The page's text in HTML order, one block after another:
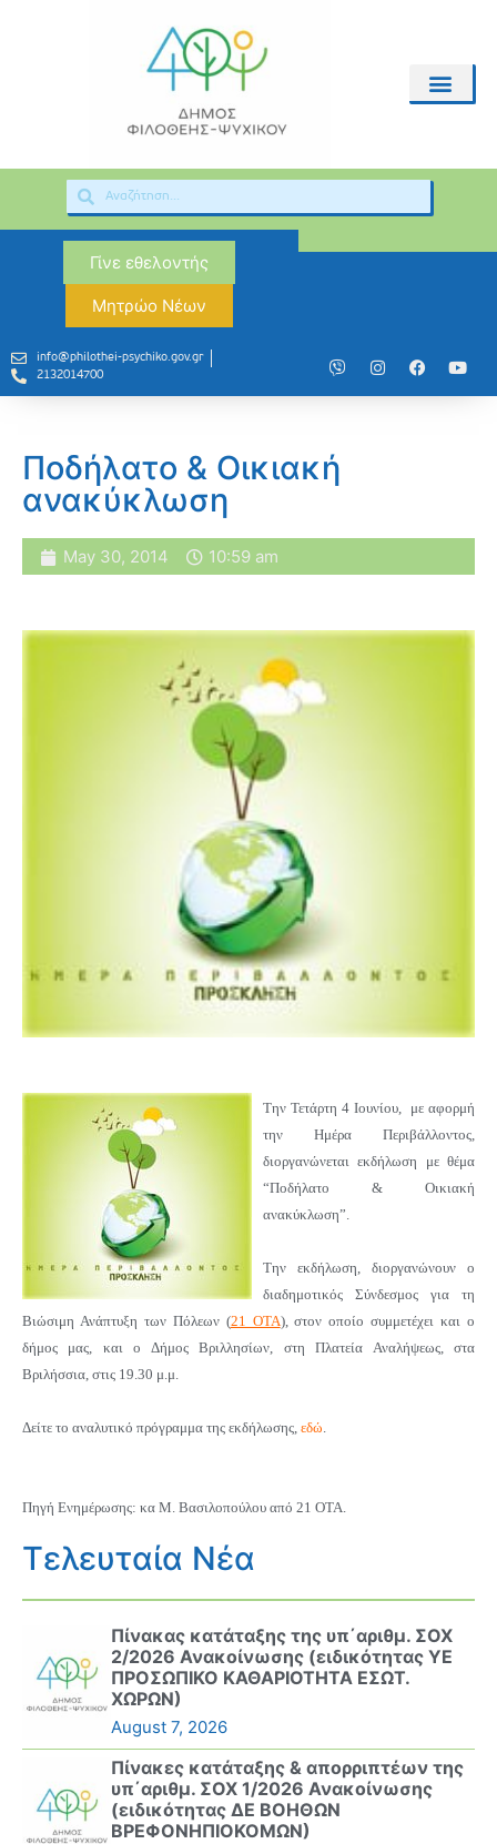
Γίνε εθελοντής
Μητρώο Νέων
info@philothei-psychiko.gov.gr
2132014700
Ποδήλατο & Οικιακή
ανακύκλωση
May 30, 2014 10:59 am
Την Τετάρτη 4 Ιουνίου, με αφορμή
την Ημέρα Περιβάλλοντος,
διοργανώνεται εκδήλωση με θέμα
“Ποδήλατο & Οικιακή
ανακύκλωση”.
Την εκδήλωση, διοργανώνουν ο
διαδημοτικός Σύνδεσμος για τη
Βιώσιμη Ανάπτυξη των Πόλεων (21 ΟΤΑ), στον οποίο συμμετέχει και ο
δήμος μας, και ο Δήμος Βριλλησίων, στη Πλατεία Αναλήψεως, στα
Βριλήσσια, στις 19.30 μ.μ.
Δείτε το αναλυτικό πρόγραμμα της εκδήλωσης, εδώ.
Πηγή Ενημέρωσης: κα Μ. Βασιλοπούλου από 21 ΟΤΑ.
Τελευταία Νέα
Πίνακας κατάταξης της υπ΄αριθμ. ΣΟΧ
2/2026 Ανακοίνωσης (ειδικότητας ΥΕ
ΠΡΟΣΩΠΙΚΟ ΚΑΘΑΡΙΟΤΗΤΑ ΕΣΩΤ.
ΧΩΡΩΝ)
August 7, 2026
Πίνακες κατάταξης & απορριπτέων της
υπ΄αριθμ. ΣΟΧ 1/2026 Ανακοίνωσης
(ειδικότητας ΔΕ ΒΟΗΘΩΝ
ΒΡΕΦΟΝΗΠΙΟΚΟΜΩΝ)